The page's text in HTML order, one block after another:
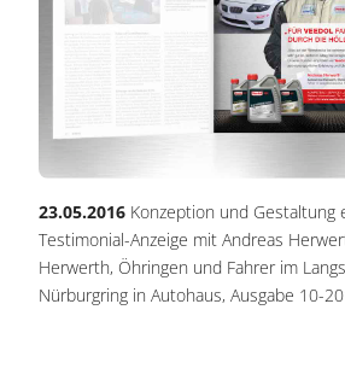
23.05.2016 Konzeption und Gestaltung
Testimonial-Anzeige mit Andreas
Herwerth, Öhringen und Fahrer im
Nürburgring in Autohaus, Ausgabe 10-